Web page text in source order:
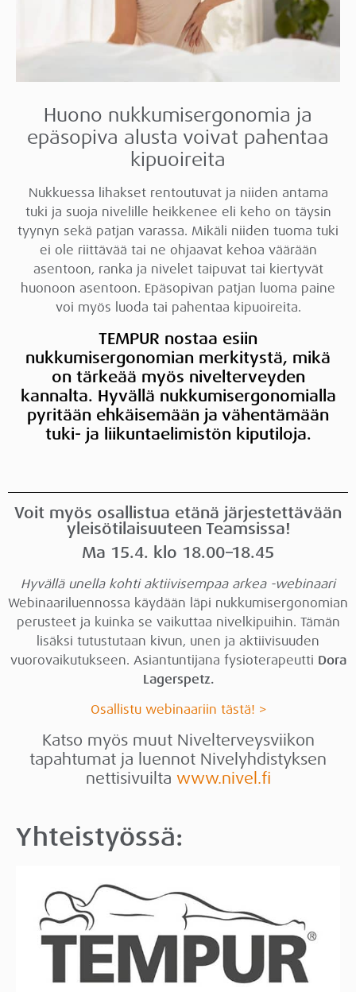
Huono nukkumisergonomia ja
epäsopiva alusta voivat pahentaa
kipuoireita
Nukkuessa lihakset rentoutuvat ja niiden antama
tuki ja suoja nivelille heikkenee eli keho on täysin
tyynyn sekä patjan varassa. Mikäli niiden tuoma tuki
ei ole riittävää tai ne ohjaavat kehoa väärään
asentoon, ranka ja nivelet taipuvat tai kiertyvät
huonoon asentoon. Epäsopivan patjan luoma paine
voi myös luoda tai pahentaa kipuoireita.
TEMPUR nostaa esiin
nukkumisergonomian merkitystä, mikä
on tärkeää myös nivelterveyden
kannalta. Hyvällä nukkumisergonomialla
pyritään ehkäisemään ja vähentämään
tuki- ja liikuntaelimistön kiputiloja.
Voit myös osallistua etänä järjestettävään
yleisötilaisuuteen Teamsissa!
Ma 15.4. klo 18.00–18.45
Hyvällä unella kohti aktiivisempaa arkea -webinaari
Webinaariluennossa käydään läpi nukkumisergonomian
perusteet ja kuinka se vaikuttaa nivelkipuihin. Tämän
lisäksi tutustutaan kivun, unen ja aktiivisuuden
vuorovaikutukseen. Asiantuntijana fysioterapeutti Dora
Lagerspetz.
Osallistu webinaariin tästä! >
Katso myös muut Nivelterveysviikon
tapahtumat ja luennot Nivelyhdistyksen
nettisivuilta www.nivel.fi
Yhteistyössä: